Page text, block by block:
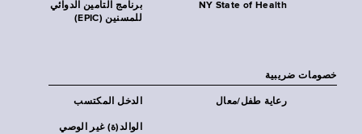
برنامج التأمين الدوائي
للمسنين (EPIC)
NY State of Health
خصومات ضريبية
الدخل المكتسب رعاية طفل/معال
الوالد(ة) غير الوصي